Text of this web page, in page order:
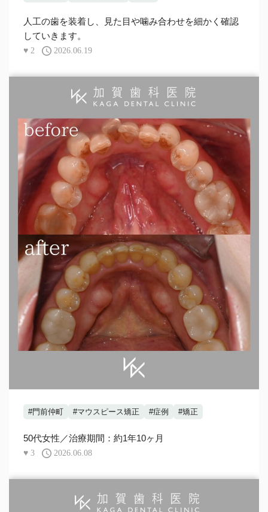
人工の歯を装着し、見た目や噛み合わせを細かく確認
していきます。
♥ 2 2026.06.19
#門前仲町 #マウスピース矯正 #症例 #矯正
50代女性／治療期間：約1年10ヶ月
♥ 3 2026.06.08